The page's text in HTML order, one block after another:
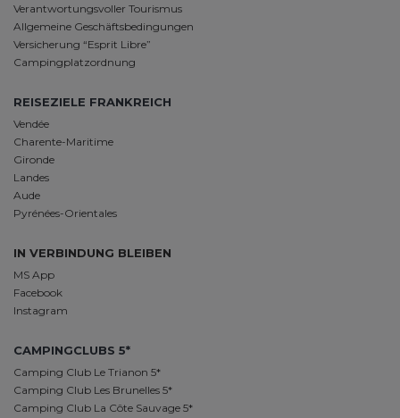
Verantwortungsvoller Tourismus
Allgemeine Geschäftsbedingungen
Versicherung “Esprit Libre”
Campingplatzordnung
REISEZIELE FRANKREICH
Vendée
Charente-Maritime
Gironde
Landes
Aude
Pyrénées-Orientales
IN VERBINDUNG BLEIBEN
MS App
Facebook
Instagram
CAMPINGCLUBS 5*
Camping Club Le Trianon 5*
Camping Club Les Brunelles 5*
Camping Club La Côte Sauvage 5*